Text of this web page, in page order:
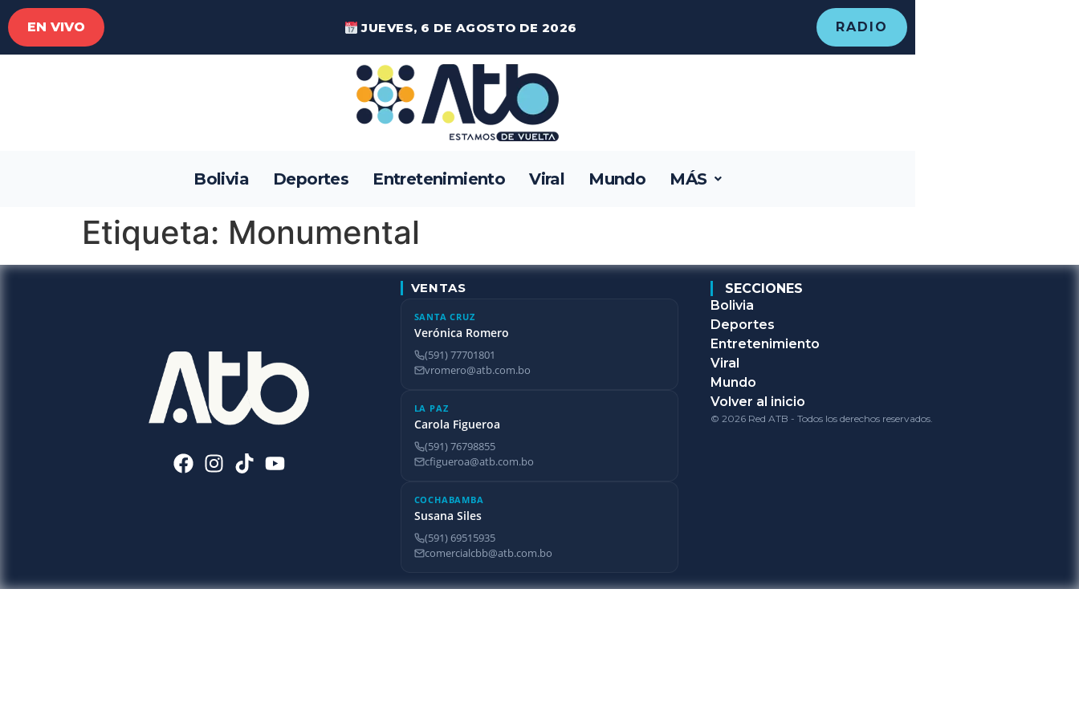
EN VIVO JUEVES, 6 DE AGOSTO DE 2026 RADIO
Bolivia Deportes Entretenimiento Viral Mundo MÁS
Etiqueta: Monumental
VENTAS
SANTA CRUZ
Verónica Romero
(591) 77701801
vromero@atb.com.bo
LA PAZ
Carola Figueroa
(591) 76798855
cfigueroa@atb.com.bo
COCHABAMBA
Susana Siles
(591) 69515935
comercialcbb@atb.com.bo
SECCIONES
Bolivia
Deportes
Entretenimiento
Viral
Mundo
Volver al inicio
© 2026 Red ATB - Todos los derechos reservados.